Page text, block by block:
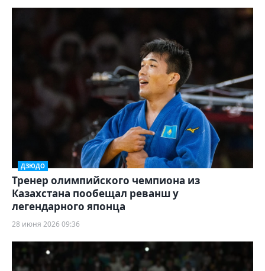
ДЗЮДО
Тренер олимпийского чемпиона из
Казахстана пообещал реванш у
легендарного японца
28 июня 2026 09:36